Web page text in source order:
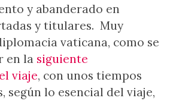
y abanderado en
y titulares. Muy
vaticana, como se
en la siguiente
viaje, con unos tiempos
según lo esencial del viaje,